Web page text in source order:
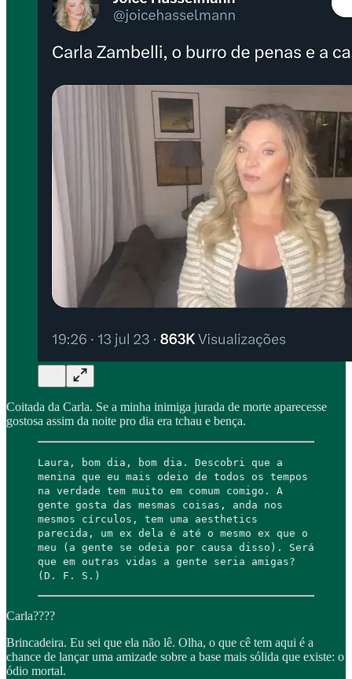
Coitada da Carla. Se a minha inimiga jurada de morte aparecesse
gostosa assim da noite pro dia era tchau e bença.
Laura, bom dia, bom dia. Descobri que a
menina que eu mais odeio de todos os tempos
na verdade tem muito em comum comigo. A
gente gosta das mesmas coisas, anda nos
mesmos círculos, tem uma aesthetics
parecida, um ex dela é até o mesmo ex que o
meu (a gente se odeia por causa disso). Será
que em outras vidas a gente seria amigas?
(D. F. S.)
Carla????
Brincadeira. Eu sei que ela não lê. Olha, o que cê tem aqui é a
chance de lançar uma amizade sobre a base mais sólida que existe: o
ódio mortal.